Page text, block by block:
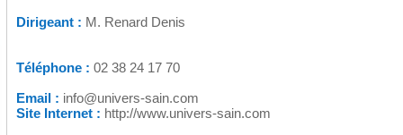
Dirigeant : M. Renard Denis
Téléphone : 02 38 24 17 70
Email : info@univers-sain.com
Site Internet : http://www.univers-sain.com